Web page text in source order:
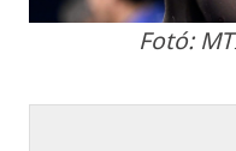
Fotó: